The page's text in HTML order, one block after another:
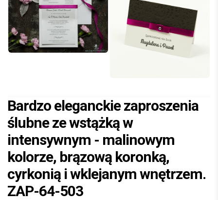
Bardzo eleganckie zaproszenia
ślubne ze wstążką w
intensywnym - malinowym
kolorze, brązową koronką,
cyrkonią i wklejanym wnętrzem.
ZAP-64-503